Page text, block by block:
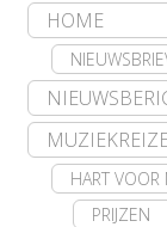
HOME
HART VOOR
PRIJZEN